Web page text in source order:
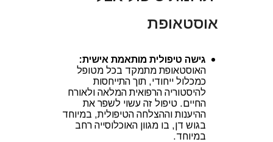
אוסטאופת
גישה טיפולית מותאמת אישית:
האוסטאופת מתמקד בכל מטופל
כמכלול ייחודי, תוך התייחסות
להיסטוריה הרפואית המלאה ולאורח
החיים. טיפול זה עשוי לשפר את
ההיענות וההצלחה הטיפולית, במיוחד
בגוש דן, בו מגוון האוכלוסייה רחב
במיוחד.